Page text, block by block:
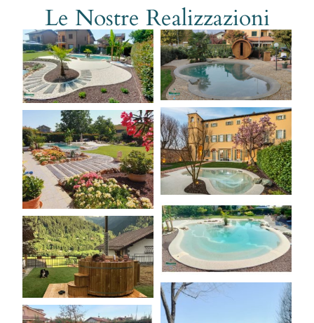
Le Nostre Realizzazioni